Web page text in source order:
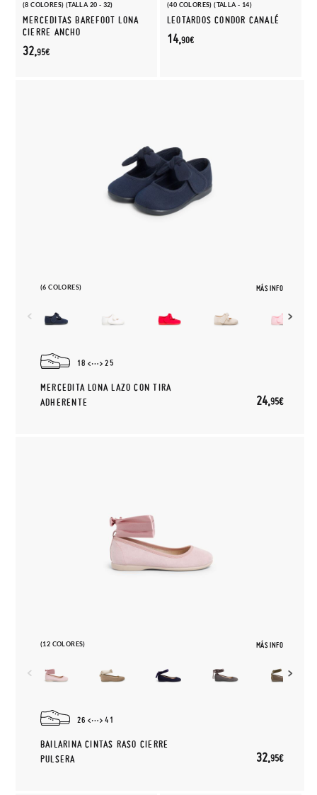
(8 COLORES) (TALLA 20 - 32)
MERCEDITAS BAREFOOT LONA
CIERRE ANCHO
32,95€
(40 COLORES) (TALLA - 14)
LEOTARDOS CONDOR CANALÉ
14,90€
(6 COLORES) MÁS INFO
18 25
MERCEDITA LONA LAZO CON TIRA
ADHERENTE
24,95€
(12 COLORES) MÁS INFO
26 41
BAILARINA CINTAS RASO CIERRE
PULSERA
32,95€